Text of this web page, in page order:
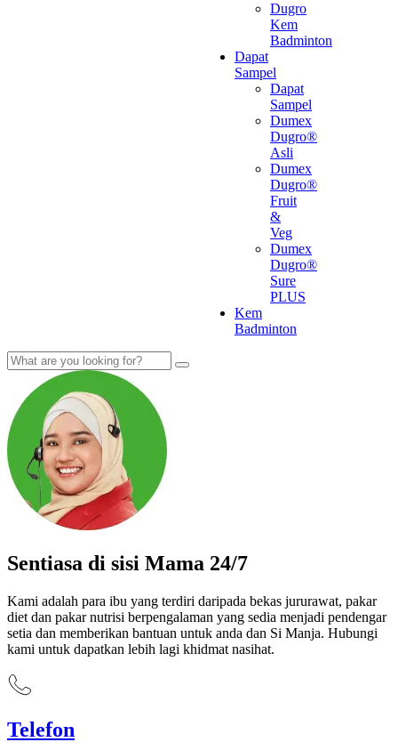
Dugro
Kem
Badminton
Dapat
Sampel
Dapat
Sampel
Dumex
Dugro®
Asli
Dumex
Dugro®
Fruit
&
Veg
Dumex
Dugro®
Sure
PLUS
Kem
Badminton
Sentiasa di sisi Mama 24/7
Kami adalah para ibu yang terdiri daripada bekas jururawat, pakar
diet dan pakar nutrisi berpengalaman yang sedia menjadi pendengar
setia dan memberikan bantuan untuk anda dan Si Manja. Hubungi
kami untuk dapatkan lebih lagi khidmat nasihat.
Telefon